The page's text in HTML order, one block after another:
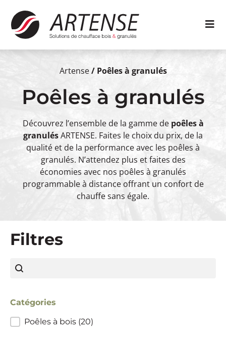
Artense/ Poêles à granulés
Poêles à granulés
Découvrez l’ensemble de la gamme de poêles à
granulésARTENSE. Faites le choix du prix, de la
qualité et de la performance avec les poêles à
granulés. N’attendez plus et faites des
économies avec nos poêles à granulés
programmable à distance offrant un confort de
chauffe sans égale.
Filtres
recherche
Rechercher
Catégories
Catégorie
Poêles à bois (20)